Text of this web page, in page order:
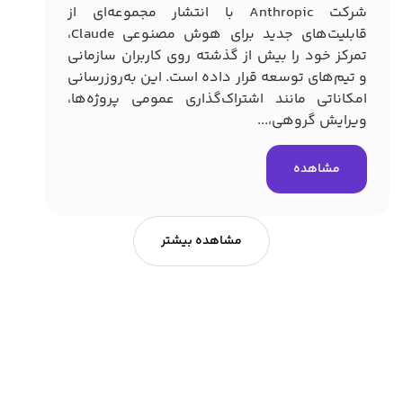
مشاهده بیشتر
شرکت Anthropic با انتشار مجموعه‌ای از
قابلیت‌های جدید برای هوش مصنوعی Claude،
تمرکز خود را بیش از گذشته روی کاربران سازمانی
و تیم‌های توسعه قرار داده است. این به‌روزرسانی
امکاناتی مانند اشتراک‌گذاری عمومی پروژه‌ها،
ویرایش گروهی،...
مشاهده